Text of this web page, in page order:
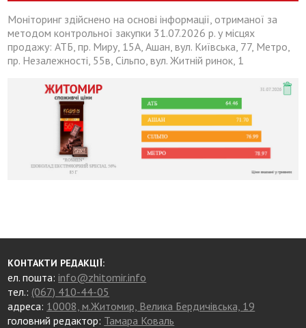
Моніторинг здійснено на основі інформації, отриманої за
методом контрольної закупки 31.07.2026 р. у місцях
продажу: АТБ, пр. Миру, 15А, Ашан, вул. Київська, 77, Метро,
пр. Незалежності, 55в, Сільпо, вул. Житній ринок, 1
КОНТАКТИ РЕДАКЦІЇ:
ел. пошта:info@zhitomir.info
тел.: (067) 410-44-05
адреса: 10008, м.Житомир, Велика Бердичівська, 19
головний редактор: Тамара Коваль